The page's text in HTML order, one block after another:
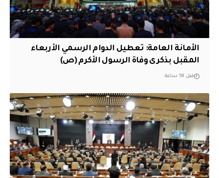
الأمانة العامة: تعطيل الدوام الرسمي الأربعاء
المقبل بذكرى وفاة الرسول الأكرم (ص)
قبل 18 ساعة